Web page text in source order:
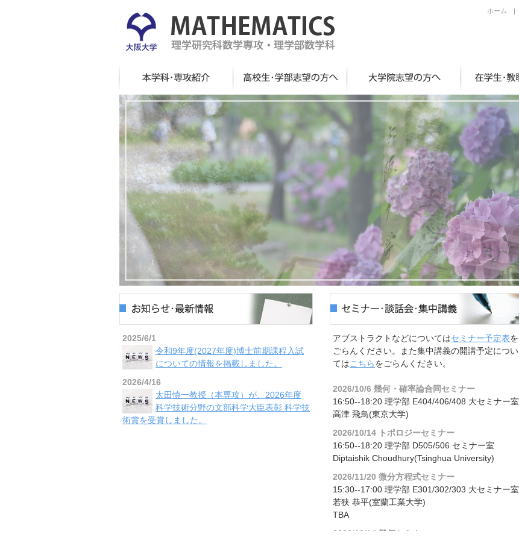
ホーム |
2025/6/1
令和9年度(2027年度)博士前期課程入試
についての情報を掲載しました。
2026/4/16
太田慎一教授（本専攻）が、2026年度
科学技術分野の文部科学大臣表彰 科学技
術賞を受賞しました。
アブストラクトなどについてはセミナー予定表を
ごらんください。また集中講義の開講予定につい
てはこちらをごらんください。
2026/10/6 幾何・確率論合同セミナー
16:50--18:20 理学部 E404/406/408 大セミナー室
高津 飛鳥(東京大学)
2026/10/14 トポロジーセミナー
16:50--18:20 理学部 D505/506 セミナー室
Diptaishik Choudhury(Tsinghua University)
2026/11/20 微分方程式セミナー
15:30--17:00 理学部 E301/302/303 大セミナー室
若狭 恭平(室蘭工業大学)
TBA
2026/12/14 幾何セミナー